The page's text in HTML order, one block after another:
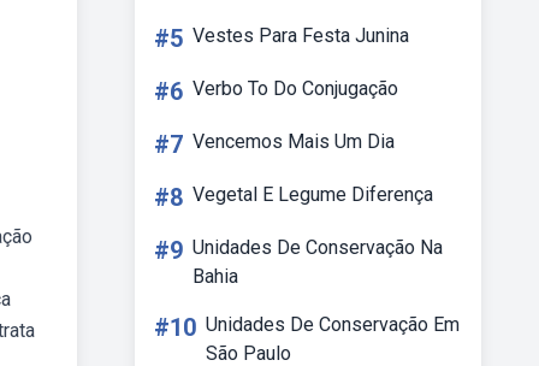
#5 Vestes Para Festa Junina
#6 Verbo To Do Conjugação
#7 Vencemos Mais Um Dia
#8 Vegetal E Legume Diferença
#9 Unidades De Conservação Na
Bahia
#10 Unidades De Conservação Em
São Paulo